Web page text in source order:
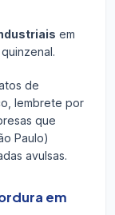
em
de
lembrete por
que
Paulo)
avulsas.
em